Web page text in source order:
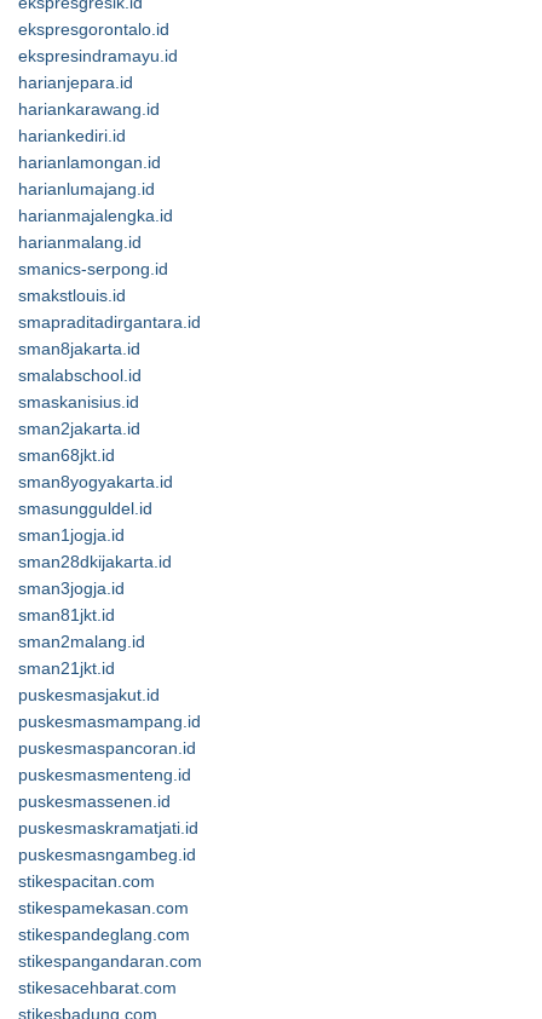
ekspresgorontalo.id
ekspresindramayu.id
harianjepara.id
hariankarawang.id
hariankediri.id
harianlamongan.id
harianlumajang.id
harianmajalengka.id
harianmalang.id
smanics-serpong.id
smakstlouis.id
smapraditadirgantara.id
sman8jakarta.id
smalabschool.id
smaskanisius.id
sman2jakarta.id
sman68jkt.id
sman8yogyakarta.id
smasungguldel.id
sman1jogja.id
sman28dkijakarta.id
sman3jogja.id
sman81jkt.id
sman2malang.id
sman21jkt.id
puskesmasjakut.id
puskesmasmampang.id
puskesmaspancoran.id
puskesmasmenteng.id
puskesmassenen.id
puskesmaskramatjati.id
puskesmasngambeg.id
stikespacitan.com
stikespamekasan.com
stikespandeglang.com
stikespangandaran.com
stikesacehbarat.com
stikesbadung.com